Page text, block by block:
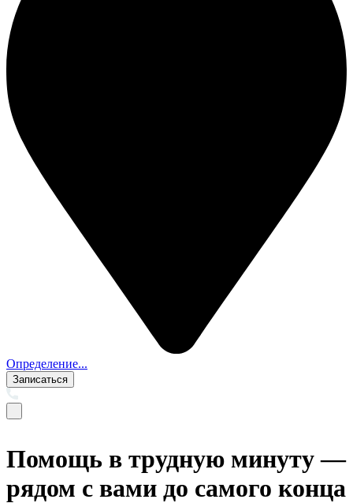
Определение...
Записаться
Помощь в трудную минуту —
рядом с вами до самого конца